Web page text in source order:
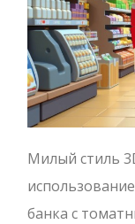
Милый стиль
банка с